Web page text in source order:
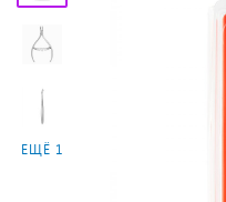
ЕЩЁ 1